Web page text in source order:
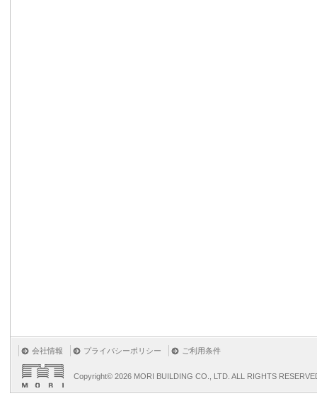
会社情報 プライバシーポリシー ご利用条件
Copyright© 2026 MORI BUILDING CO., LTD. ALL RIGHTS